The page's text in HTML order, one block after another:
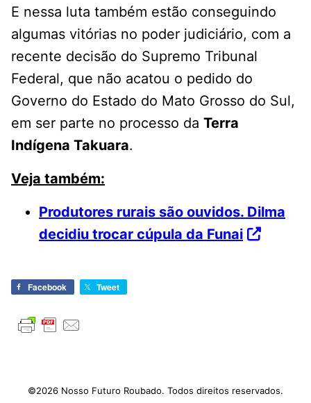
E nessa luta também estão conseguindo
algumas vitórias no poder judiciário, com a
recente decisão do Supremo Tribunal
Federal, que não acatou o pedido do
Governo do Estado do Mato Grosso do Sul,
em ser parte no processo da Terra
Indígena Takuara.
Veja também:
Produtores rurais são ouvidos. Dilma
decidiu trocar cúpula da Funai
Facebook Tweet
©2026 Nosso Futuro Roubado. Todos direitos reservados.